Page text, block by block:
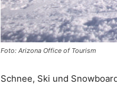
Foto: Arizona Office of Tourism
Schnee, Ski und